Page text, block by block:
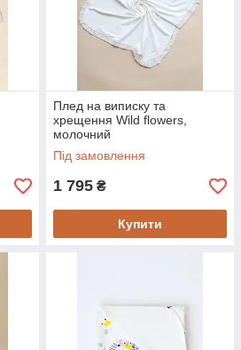
Плед на виписку та
хрещення Wild flowers,
молочний
Під замовлення
1 795 ₴
Купити